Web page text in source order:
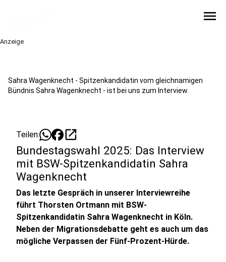
menu
Anzeige
Sahra Wagenknecht - Spitzenkandidatin vom gleichnamigen
Bündnis Sahra Wagenknecht - ist bei uns zum Interview.
Teilen: open_in_new
Bundestagswahl 2025: Das Interview
mit BSW-Spitzenkandidatin Sahra
Wagenknecht
Das letzte Gespräch in unserer Interviewreihe
führt Thorsten Ortmann mit BSW-
Spitzenkandidatin Sahra Wagenknecht in Köln.
Neben der Migrationsdebatte geht es auch um das
mögliche Verpassen der Fünf-Prozent-Hürde.